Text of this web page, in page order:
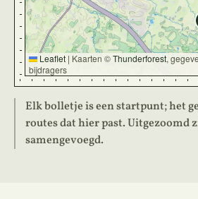
Leaflet | Kaarten ©Thunderforest,
bijdragers
Elk bolletje is een startpunt; het
routes dat hier past. Uitgezoomd
samengevoegd.